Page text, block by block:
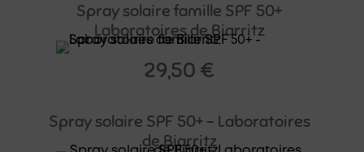
Spray solaire famille SPF 50+
Laboratoires de Biarritz
29,50 €
Spray solaire SPF 50+ – Laboratoires
de Biarritz